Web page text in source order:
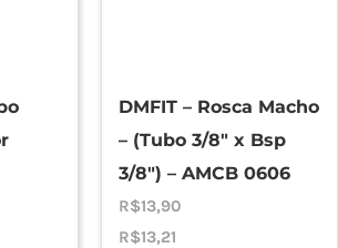
DMFIT – Rosca Macho
– (Tubo 3/8″ x Bsp
3/8″) – AMCB 0606
R$13,90
R$13,21